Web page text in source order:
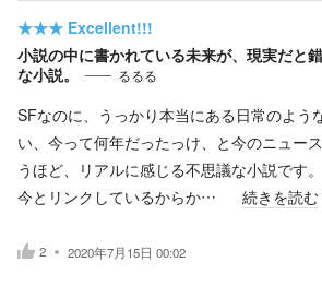
★★★ Excellent!!!
小説の中に書かれている未来が、現実だと
な小説。
るるる
SFなのに、うっかり本当にある日常のよう
い、今って何年だったっけ、と今のニュー
うほど、リアルに感じる不思議な小説です
今とリンクしているからか…
続きを読む
2 2020年7月15日 00:02